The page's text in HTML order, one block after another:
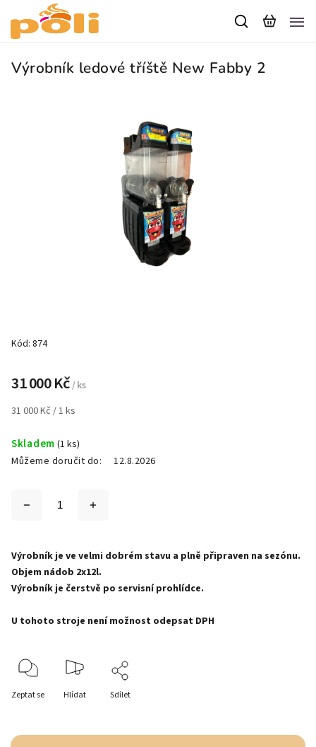
Výrobník ledové tříště New Fabby 2
Kód: 874
31 000 Kč/ ks
31 000 Kč / 1 ks
Skladem (1 ks)
Můžeme doručit do:
12.8.2026
Výrobník je ve velmi dobrém stavu a plně připraven na sezónu.
Objem nádob 2x12l.
Výrobník je čerstvě po servisní prohlídce.
U tohoto stroje není možnost odepsat DPH
Zeptat se Hlídat Sdílet